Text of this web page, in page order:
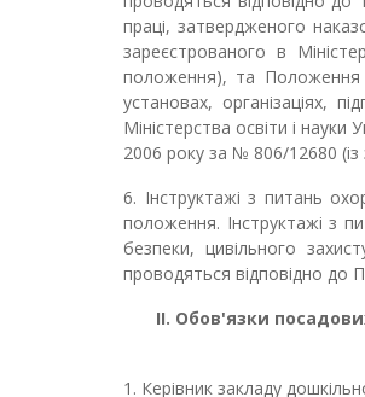
праці, затвердженого
зареєстрованого в
положення), та Положення
установах, організаціях,
Міністерства освіти і
2006 року за № 806/12680
6. Інструктажі з питань
положення. Інструктажі з
безпеки, цивільного
проводяться відповідно до
ІІ. Обов'язки
1. Керівник закладу